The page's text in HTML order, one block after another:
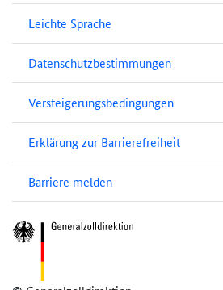
Leichte Sprache
Datenschutzbestimmungen
Versteigerungsbedingungen
Erklärung zur Barrierefreiheit
Barriere melden